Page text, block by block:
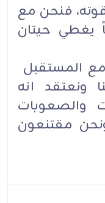
فنحن مع
يغطي حيتان
المستقبل
ونعتقد انه
والصعوبات
مقتنعون